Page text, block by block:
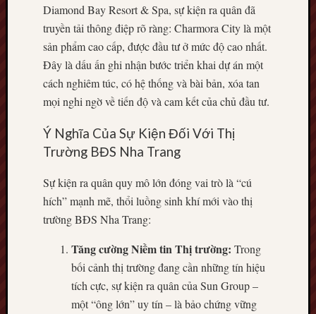
Diamond Bay Resort & Spa, sự kiện ra quân đã
truyền tải thông điệp rõ ràng: Charmora City là một
sản phẩm cao cấp, được đầu tư ở mức độ cao nhất.
Đây là dấu ấn ghi nhận bước triển khai dự án một
cách nghiêm túc, có hệ thống và bài bản, xóa tan
mọi nghi ngờ về tiến độ và cam kết của chủ đầu tư.
Ý Nghĩa Của Sự Kiện Đối Với Thị
Trường BĐS Nha Trang
Sự kiện ra quân quy mô lớn đóng vai trò là “cú
hích” mạnh mẽ, thổi luồng sinh khí mới vào thị
trường BĐS Nha Trang:
Tăng cường Niềm tin Thị trường: Trong
bối cảnh thị trường đang cần những tín hiệu
tích cực, sự kiện ra quân của Sun Group –
một “ông lớn” uy tín – là bảo chứng vững